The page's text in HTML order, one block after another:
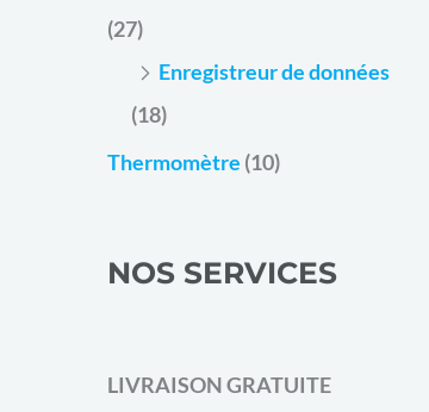
(27)
Enregistreur de données
(18)
Thermomètre (10)
NOS SERVICES
LIVRAISON GRATUITE